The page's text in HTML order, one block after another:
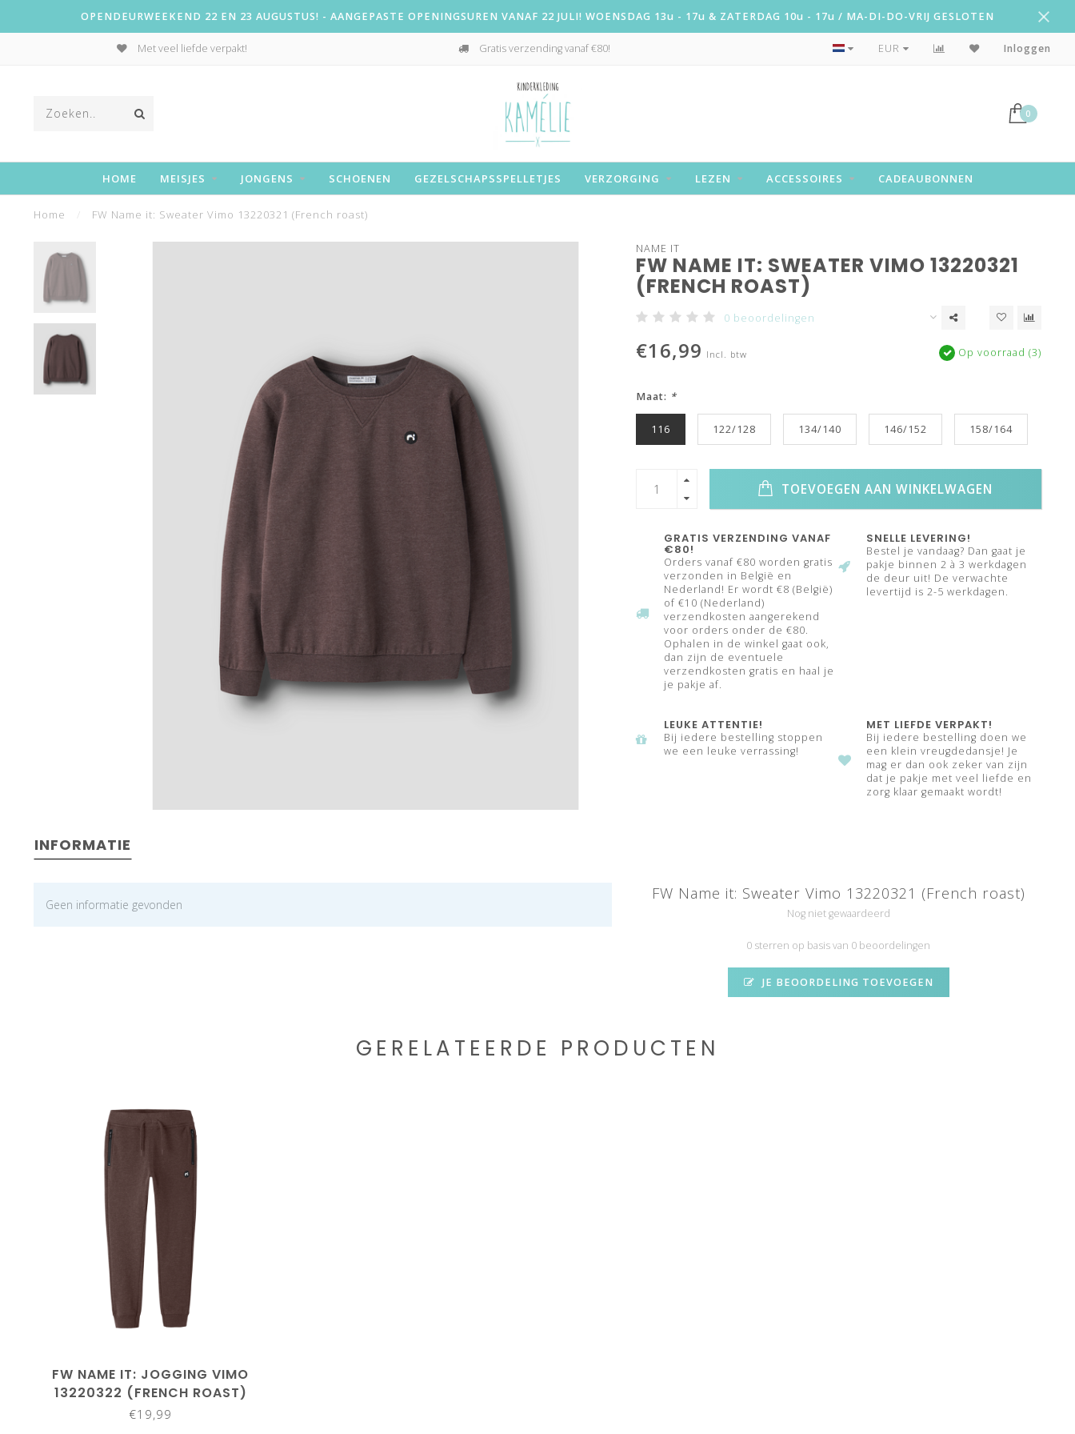
OPENDEURWEEKEND 22 EN 23 AUGUSTUS! - AANGEPASTE OPENINGSUREN VANAF 22 JULI! WOENSDAG 13u - 17u & ZATERDAG 10u - 17u / MA-DI-DO-VRIJ GESLOTEN
Met veel liefde verpakt! Gratis verzending vanaf €80! Snelle levering!
EUR Inloggen
0
HOME MEISJES JONGENS SCHOENEN GEZELSCHAPSSPELLETJES VERZORGING LEZEN ACCESSOIRES CADEAUBONNEN
Home FW Name it: Sweater Vimo 13220321 (French roast)
NAME IT
FW NAME IT: SWEATER VIMO 13220321
(FRENCH ROAST)
0 beoordelingen
€16,99 Incl. btw Op voorraad (3)
Maat: *
116 122/128 134/140 146/152 158/164
TOEVOEGEN AAN WINKELWAGEN
GRATIS VERZENDING VANAF
€80!
Orders vanaf €80 worden gratis
verzonden in België en
Nederland! Er wordt €8 (België)
of €10 (Nederland)
verzendkosten aangerekend
voor orders onder de €80.
Ophalen in de winkel gaat ook,
dan zijn de eventuele
verzendkosten gratis en haal je
je pakje af.
SNELLE LEVERING!
Bestel je vandaag? Dan gaat je
pakje binnen 2 à 3 werkdagen
de deur uit! De verwachte
levertijd is 2-5 werkdagen.
LEUKE ATTENTIE!
Bij iedere bestelling stoppen
we een leuke verrassing!
MET LIEFDE VERPAKT!
Bij iedere bestelling doen we
een klein vreugdedansje! Je
mag er dan ook zeker van zijn
dat je pakje met veel liefde en
zorg klaar gemaakt wordt!
INFORMATIE
Geen informatie gevonden
FW Name it: Sweater Vimo 13220321 (French roast)
Nog niet gewaardeerd
0 sterren op basis van 0 beoordelingen
JE BEOORDELING TOEVOEGEN
GERELATEERDE PRODUCTEN
FW NAME IT: JOGGING VIMO
13220322 (FRENCH ROAST)
€19,99